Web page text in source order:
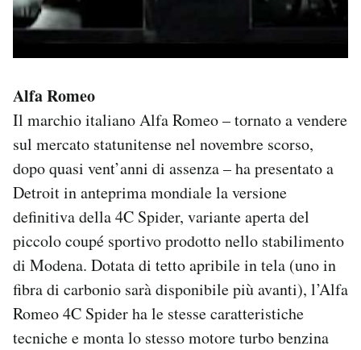
Alfa Romeo
Il marchio italiano Alfa Romeo – tornato a vendere
sul mercato statunitense nel novembre scorso,
dopo quasi vent’anni di assenza – ha presentato a
Detroit in anteprima mondiale la versione
definitiva della 4C Spider, variante aperta del
piccolo coupé sportivo prodotto nello stabilimento
di Modena. Dotata di tetto apribile in tela (uno in
fibra di carbonio sarà disponibile più avanti), l’Alfa
Romeo 4C Spider ha le stesse caratteristiche
tecniche e monta lo stesso motore turbo benzina